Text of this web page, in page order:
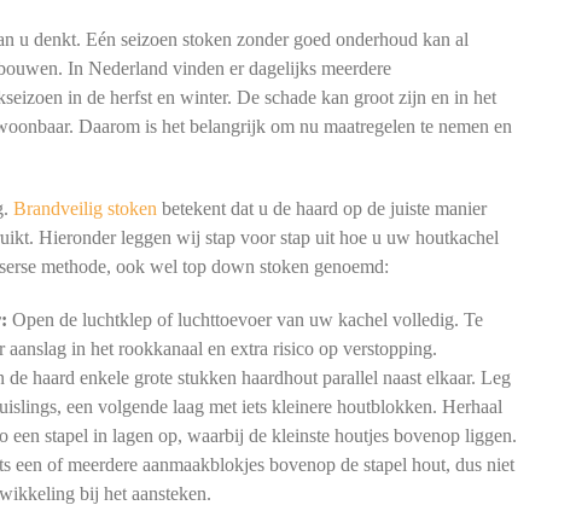
u denkt. Eén seizoen stoken zonder goed onderhoud kan al
In Nederland vinden er dagelijks meerdere
in de herfst en winter. De schade kan groot zijn en in het
Daarom is het belangrijk om nu maatregelen te nemen en
Brandveilig stoken betekent dat u de haard op de juiste manier
Hieronder leggen wij stap voor stap uit hoe u uw houtkachel
methode, ook wel top down stoken genoemd:
Open de luchtklep of luchttoevoer van uw kachel volledig. Te
in het rookkanaal en extra risico op verstopping.
de haard enkele grote stukken haardhout parallel naast elkaar. Leg
een volgende laag met iets kleinere houtblokken. Herhaal
een stapel in lagen op, waarbij de kleinste houtjes bovenop liggen.
een of meerdere aanmaakblokjes bovenop de stapel hout, dus niet
bij het aansteken.